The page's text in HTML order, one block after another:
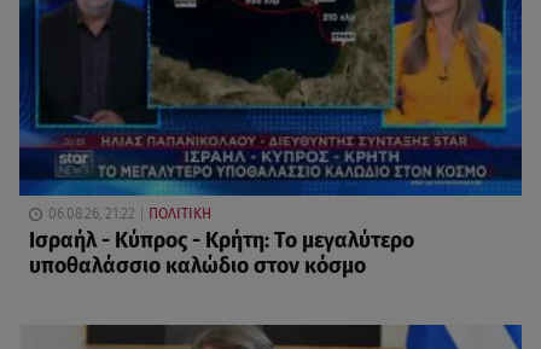
06.08.26, 21:22 ΠΟΛΙΤΙΚΗ
Ισραήλ - Κύπρος - Κρήτη: Το μεγαλύτερο
υποθαλάσσιο καλώδιο στον κόσμο